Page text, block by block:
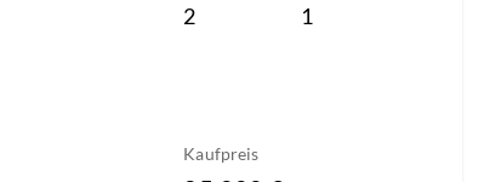
2 1
Kaufpreis